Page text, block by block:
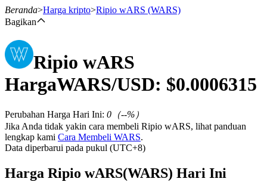
Berjangka
USDT Berjangka
Beranda>Harga kripto>Ripio wARS (WARS)
Bagikan
Ripio wARS
HargaWARS/USD: $0.0006315
Perubahan Harga Hari Ini: 0 （--%）
Jika Anda tidak yakin cara membeli Ripio wARS, lihat panduan
lengkap kami Cara Membeli WARS.
Data diperbarui pada pukul (UTC+8)
Harga Ripio wARS(WARS) Hari Ini